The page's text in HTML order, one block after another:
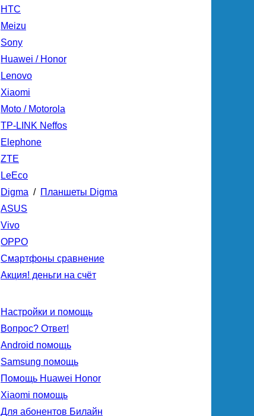
HTC
Meizu
Sony
Huawei / Honor
Lenovo
Xiaomi
Moto / Motorola
TP-LINK Neffos
Elephone
ZTE
LeEco
Digma / Планшеты Digma
ASUS
Vivo
OPPO
Смартфоны сравнение
Акция! деньги на счёт
Настройки и помощь
Вопрос? Ответ!
Android помощь
Samsung помощь
Помощь Huawei Honor
Xiaomi помощь
Для абонентов Билайн